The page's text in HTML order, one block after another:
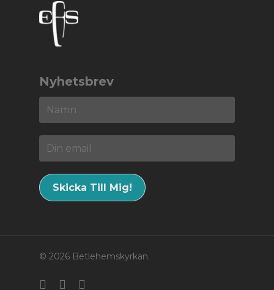
Nyhetsbrev
© 2026 Betlehemskyrkan.